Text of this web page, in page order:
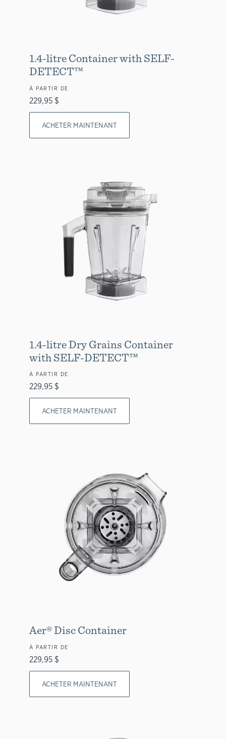
1.4-litre Container with SELF-
DETECT™
À PARTIR DE
229,95 $
ACHETER MAINTENANT
1.4-litre Dry Grains Container
with SELF-DETECT™
À PARTIR DE
229,95 $
ACHETER MAINTENANT
Aer® Disc Container
À PARTIR DE
229,95 $
ACHETER MAINTENANT